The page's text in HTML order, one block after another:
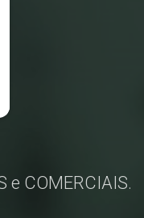
e COMERCIAIS.